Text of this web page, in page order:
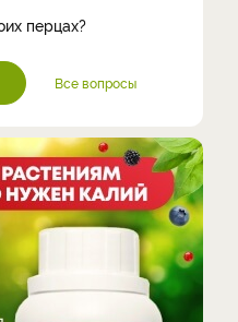
перцах?
Все вопросы